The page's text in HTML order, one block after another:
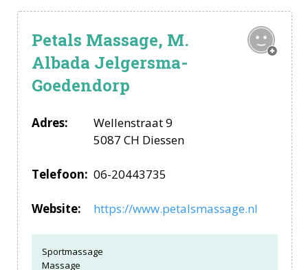
Petals Massage, M.
Albada Jelgersma-
Goedendorp
Adres:
Wellenstraat 9
5087 CH Diessen
Telefoon: 06-20443735
Website: https://www.petalsmassage.nl
Sportmassage
Massage